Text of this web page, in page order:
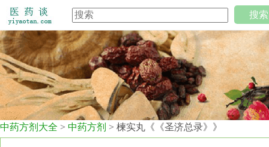
搜索
中药方剂大全 > 中药方剂 > 楝实丸《《圣济总录》》